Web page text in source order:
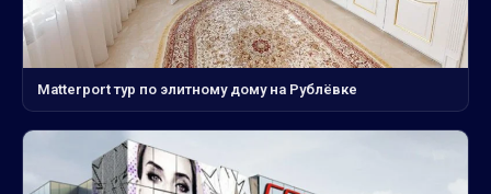
Matterport тур по элитному дому на Рублёвке